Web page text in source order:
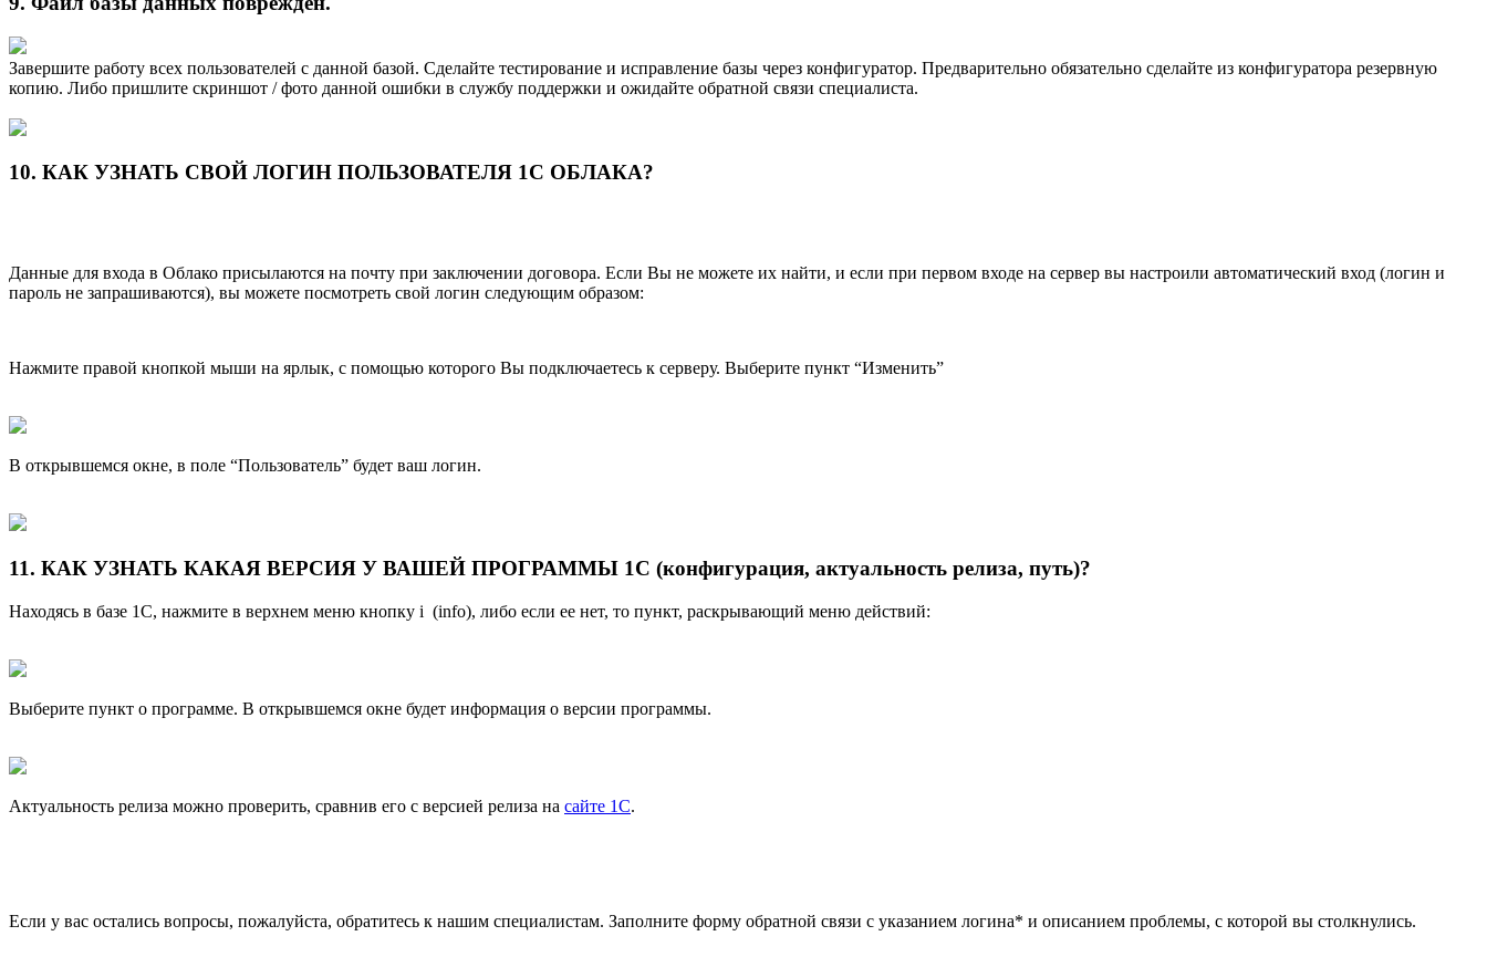
Завершите работу всех пользователей с данной базой. Сделайте тестирование и исправление базы через конфигуратор. Предварительно обязательно сделайте из конфигуратора резервную
копию. Либо пришлите скриншот / фото данной ошибки в службу поддержки и ожидайте обратной связи специалиста.
10. КАК УЗНАТЬ СВОЙ ЛОГИН ПОЛЬЗОВАТЕЛЯ 1С ОБЛАКА?
Данные для входа в Облако присылаются на почту при заключении договора. Если Вы не можете их найти, и если при первом входе на сервер вы настроили автоматический вход (логин и
пароль не запрашиваются), вы можете посмотреть свой логин следующим образом:
Нажмите правой кнопкой мыши на ярлык, с помощью которого Вы подключаетесь к серверу. Выберите пункт “Изменить”
В открывшемся окне, в поле “Пользователь” будет ваш логин.
11. КАК УЗНАТЬ КАКАЯ ВЕРСИЯ У ВАШЕЙ ПРОГРАММЫ 1С (конфигурация, актуальность релиза, путь)?
Находясь в базе 1С, нажмите в верхнем меню кнопку i (info), либо если ее нет, то пункт, раскрывающий меню действий:
Выберите пункт о программе. В открывшемся окне будет информация о версии программы.
Актуальность релиза можно проверить, сравнив его с версией релиза на сайте 1С.
Если у вас остались вопросы, пожалуйста, обратитесь к нашим специалистам. Заполните форму обратной связи с указанием логина* и описанием проблемы, с которой вы столкнулись.